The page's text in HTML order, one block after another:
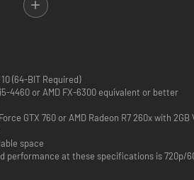
vores historie, hvis skønhed er uforlignelig.
byen står i flammer,
til det hellige umbraltræ.
styrke drænes af onde kræfter.
sit trumfkort.
kidnapper dæmonen prinsessen som led i
(64-BIT Required)
4460 or AMD FX-6300 equivalent or better
GTX 760 or AMD Radeon R7 260x with 2GB
space
performance at these specifications is 720p/